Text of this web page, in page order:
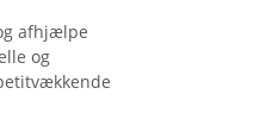
afhjælpe
og